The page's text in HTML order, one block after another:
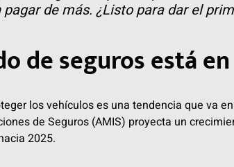
de más. ¿Listo para dar el
de seguros está
los vehículos es una tendencia que va
de Seguros (AMIS) proyecta un
2025.